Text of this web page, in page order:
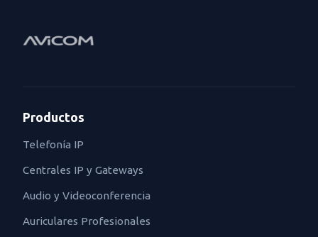
Productos
Telefonía IP
Centrales IP y Gateways
Audio y Videoconferencia
Auriculares Profesionales